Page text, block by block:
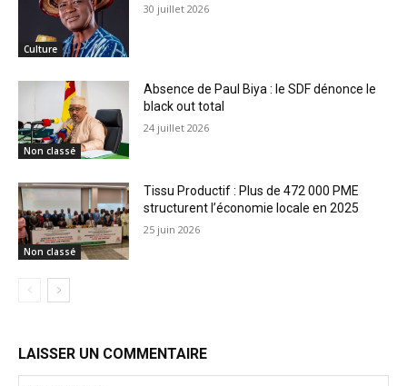
Culture
30 juillet 2026
Non classé
Absence de Paul Biya : le SDF dénonce le
black out total
24 juillet 2026
Non classé
Tissu Productif : Plus de 472 000 PME
structurent l’économie locale en 2025
25 juin 2026
LAISSER UN COMMENTAIRE